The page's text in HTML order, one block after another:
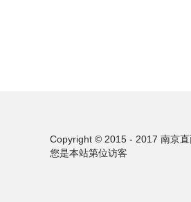
Copyright © 2015 - 2017 南京
您是本站第位访客